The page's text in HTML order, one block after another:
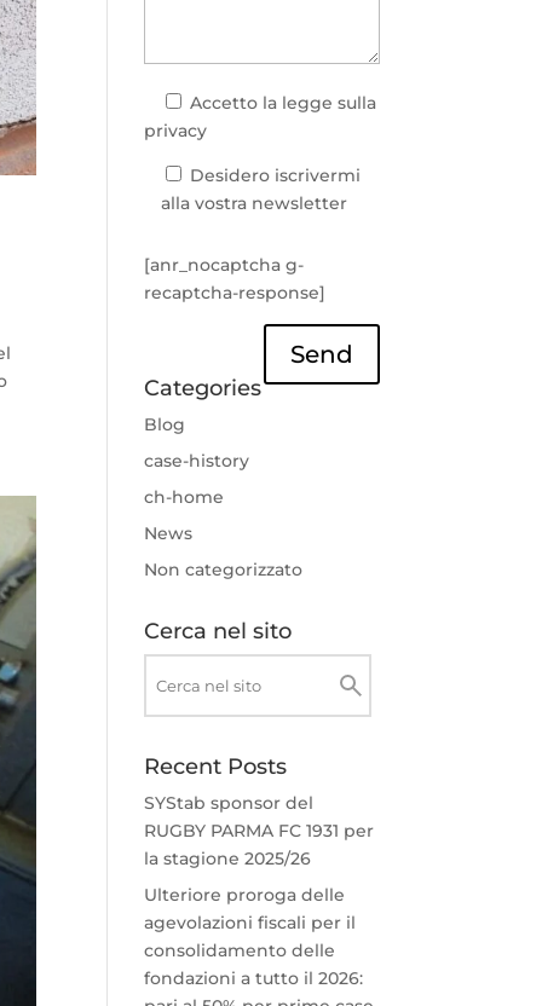
Accetto la legge sulla
privacy
Desidero iscrivermi
alla vostra newsletter
[anr_nocaptcha g-
recaptcha-response]
Send
Categories
Blog
case-history
ch-home
News
Non categorizzato
Cerca nel sito
Recent Posts
SYStab sponsor del
RUGBY PARMA FC 1931 per
la stagione 2025/26
Ulteriore proroga delle
agevolazioni fiscali per il
consolidamento delle
fondazioni a tutto il 2026: